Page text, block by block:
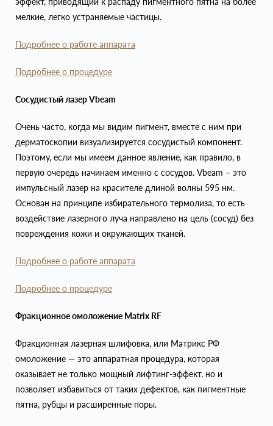
мелкие, легко устраняемые частицы.
Подробнее о работе аппарата
Подробнее о процедуре
Сосудистый лазер Vbeam
Очень часто, когда мы видим пигмент, вместе с ним при
дерматоскопии визуализируется сосудистый компонент.
Поэтому, если мы имеем данное явление, как правило, в
первую очередь начинаем именно с сосудов. Vbeam – это
импульсный лазер на красителе длиной волны 595 нм.
Основан на принципе избирательного термолиза, то есть
воздействие лазерного луча направлено на цель (сосуд) без
повреждения кожи и окружающих тканей.
Подробнее о работе аппарата
Подробнее о процедуре
Фракционное омоложение Matrix RF
Фракционная лазерная шлифовка, или Матрикс РФ
омоложение — это аппаратная процедура, которая
оказывает не только мощный лифтинг-эффект, но и
позволяет избавиться от таких дефектов, как пигментные
пятна, рубцы и расширенные поры.